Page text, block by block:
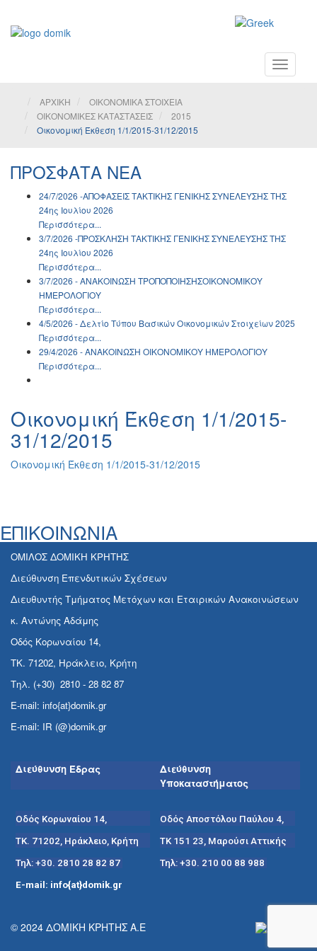
Toggle
ΑΡΧΙΚΗ
ΟΙΚΟΝΟΜΙΚΑ ΣΤΟΙΧΕΙΑ
ΟΙΚΟΝΟΜΙΚΕΣ ΚΑΤΑΣΤΑΣΕΙΣ
2015
Οικονομική Έκθεση 1/1/2015-31/12/2015
ΠΡΟΣΦΑΤΑ ΝΕΑ
24/7/2026 -ΑΠΟΦΑΣΕΙΣ ΤΑΚΤΙΚΗΣ ΓΕΝΙΚΗΣ ΣΥΝΕΛΕΥΣΗΣ ΤΗΣ
24ης Ιουλίου 2026
Περισσότερα...
3/7/2026 -ΠΡΟΣΚΛΗΣΗ ΤΑΚΤΙΚΗΣ ΓΕΝΙΚΗΣ ΣΥΝΕΛΕΥΣΗΣ ΤΗΣ
24ης Ιουλίου 2026
Περισσότερα...
3/7/2026 - ΑΝΑΚΟΙΝΩΣH ΤΡΟΠΟΠΟΙΗΣΗΣΟΙΚΟΝΟΜΙΚΟΥ
ΗΜΕΡΟΛΟΓΙΟΥ
Περισσότερα...
4/5/2026 - Δελτίο Τύπου Βασικών Οικονομικών Στοιχείων 2025
Περισσότερα...
29/4/2026 - ΑΝΑΚΟΙΝΩΣH ΟΙΚΟΝΟΜΙΚΟΥ ΗΜΕΡΟΛΟΓΙΟΥ
Περισσότερα...
Οικονομική Έκθεση 1/1/2015-
31/12/2015
Οικονομική Έκθεση 1/1/2015-31/12/2015
ΕΠΙΚΟΙΝΩΝΙΑ
ΟΜΙΛΟΣ ΔΟΜΙΚΗ ΚΡΗΤΗΣ
Διεύθυνση Επενδυτικών Σχέσεων
Διευθυντής Τμήματος Μετόχων και Εταιρικών Ανακοινώσεων
κ. Αντώνης Αδάμης
Οδός Κορωναίου 14,
ΤΚ. 71202, Ηράκλειο, Κρήτη
Τηλ. (+30) 2810 - 28 82 87
E-mail: info{at}domik.gr
E-mail: IR (@)domik.gr
Διεύθυνση Έδρας
Διεύθυνση
Υποκαταστήματος
Οδός Κορωναίου 14,
ΤΚ. 71202, Ηράκλειο, Κρήτη
Τηλ: +30. 2810 28 82 87
Οδός Αποστόλου Παύλου 4,
ΤΚ 151 23, Μαρούσι Αττικής
Τηλ: +30. 210 00 88 988
E-mail: info{at}domik.gr
© 2024 ΔΟΜΙΚΗ ΚΡΗΤΗΣ Α.Ε